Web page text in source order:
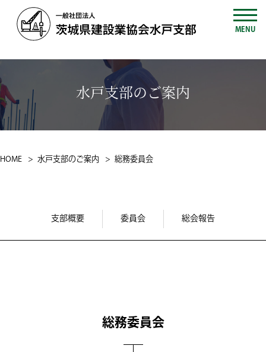
MENU
水戸支部のご案内
HOME 水戸支部のご案内 総務委員会
支部概要 委員会 総会報告
総務委員会